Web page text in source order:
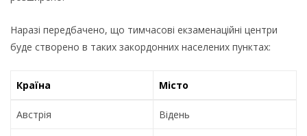
Наразі передбачено, що тимчасові екзаменаційні центри
буде створено в таких закордонних населених пунктах:
Країна Місто
Австрія Відень